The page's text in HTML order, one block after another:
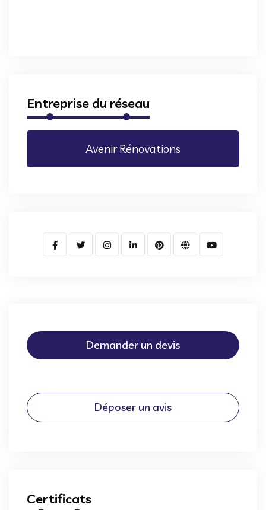
Entreprise du réseau
Avenir Rénovations
Demander un devis
Déposer un avis
Certificats